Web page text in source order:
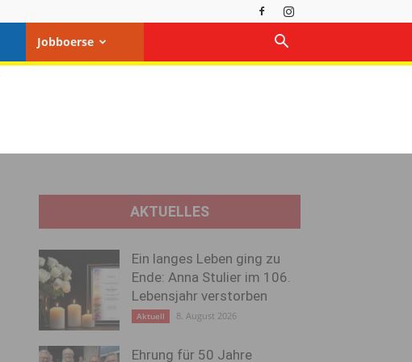
Jobboerse
AKTUELLES
Ein langes Leben ging zu
Ende: Anna Stulier im 106.
Lebensjahr verstorben
Aktuell 8. August 2026
Ehrung für 50 Jahre